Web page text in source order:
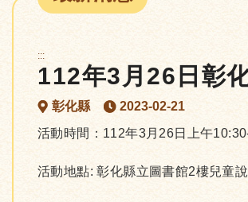
:::
112年3月26日彰
彰化縣
2023-02-21
活動時間：112年3月26日上午
活動地點: 彰化縣立圖書館2樓兒童